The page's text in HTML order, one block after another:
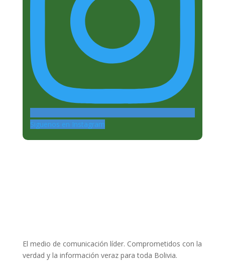
Siguenos en Instagram
El medio de comunicación líder. Comprometidos con la
verdad y la información veraz para toda Bolivia.